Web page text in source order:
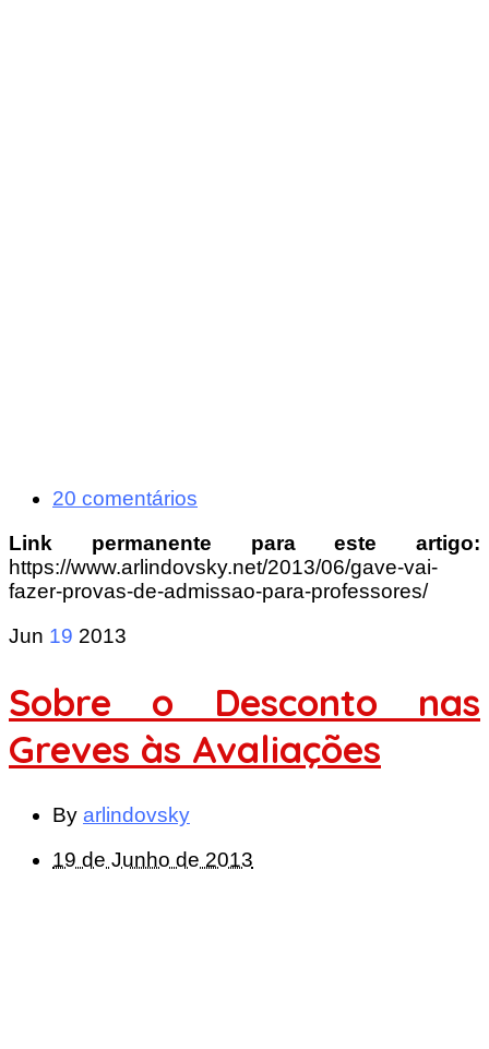
20 comentários
Link permanente para este artigo:
https://www.arlindovsky.net/2013/06/gave-vai-
fazer-provas-de-admissao-para-professores/
Jun 19 2013
Sobre o Desconto nas
Greves às Avaliações
By arlindovsky
19 de Junho de 2013